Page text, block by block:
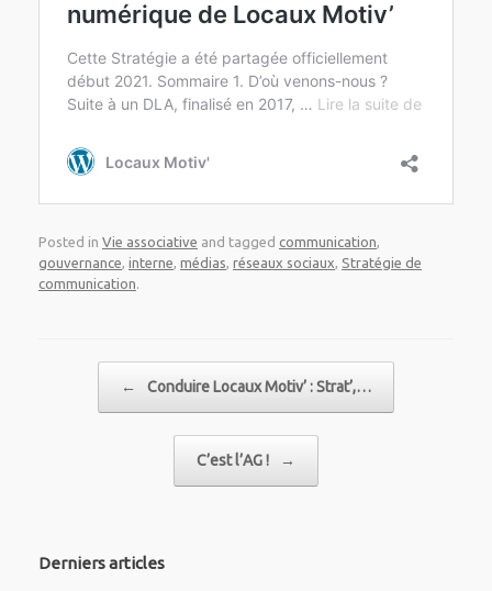
Posted in Vie associative and tagged communication,
gouvernance, interne, médias, réseaux sociaux, Stratégie de
communication.
← Conduire Locaux Motiv’ : Strat’,…
C’est l’AG ! →
Derniers articles